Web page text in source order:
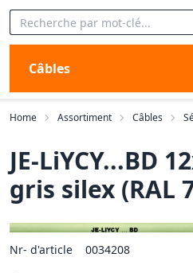
Câbles
Home Assortiment Câbles
JE-LiYCY...BD
gris silex (RAL
Nr- d'article 0034208